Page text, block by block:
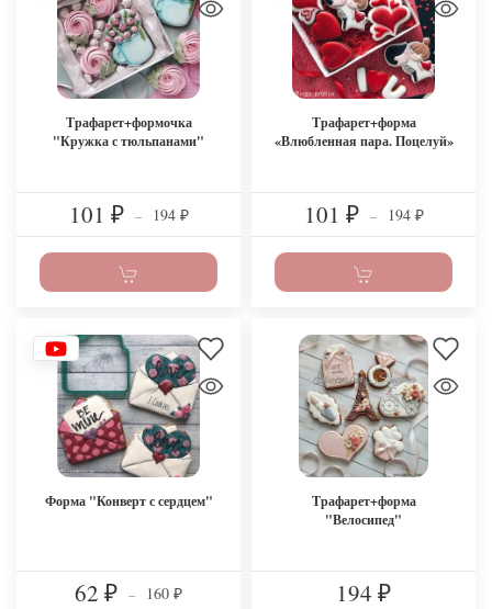
Трафарет+формочка
"Кружка с тюльпанами"
101 ₽ – 194 ₽
Трафарет+форма
«Влюбленная пара. Поцелуй»
101 ₽ – 194 ₽
Форма "Конверт с сердцем"
62 ₽ – 160 ₽
Трафарет+форма
"Велосипед"
194 ₽